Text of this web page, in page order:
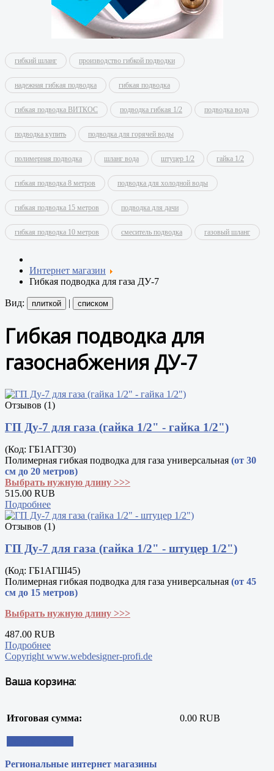
гибкий шланг производство гибкой подводки
надежная гибкая подводка гибкая подводка
гибкая подводка ВИТКОС подводка гибкая 1/2 подводка вода
подводка купить подводка для горячей воды
полимерная подводка шланг вода штуцер 1/2 гайка 1/2
гибкая подводка 8 метров подводка для холодной воды
гибкая подводка 15 метров подводка для дачи
гибкая подводка 10 метров смеситель подводка газовый шланг
Интернет магазин
Гибкая подводка для газа ДУ-7
Вид: плиткой | списком
Гибкая подводка для
газоснабжения ДУ-7
Отзывов (1)
ГП Ду-7 для газа (гайка 1/2" - гайка 1/2")
(Код: ГБ1АГГ30)
Полимерная гибкая подводка для газа универсальная (от 30
см до 20 метров)
Выбрать нужную длину >>>
515.00 RUB
Подробнее
Отзывов (1)
ГП Ду-7 для газа (гайка 1/2" - штуцер 1/2")
(Код: ГБ1АГШ45)
Полимерная гибкая подводка для газа универсальная (от 45
см до 15 метров)
Выбрать нужную длину >>>
487.00 RUB
Подробнее
Copyright www.webdesigner-profi.de
Ваша корзина:
Итоговая сумма: 0.00 RUB
Региональные интернет магазины